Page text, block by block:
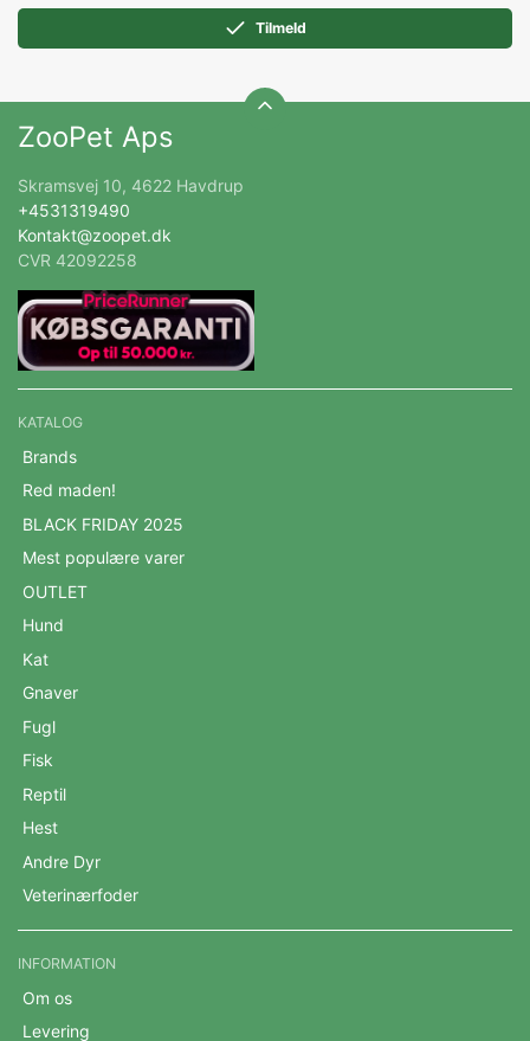
Tilmeld
ZooPet Aps
Skramsvej 10, 4622 Havdrup
+4531319490
Kontakt@zoopet.dk
CVR 42092258
KATALOG
Brands
Red maden!
BLACK FRIDAY 2025
Mest populære varer
OUTLET
Hund
Kat
Gnaver
Fugl
Fisk
Reptil
Hest
Andre Dyr
Veterinærfoder
INFORMATION
Om os
Levering